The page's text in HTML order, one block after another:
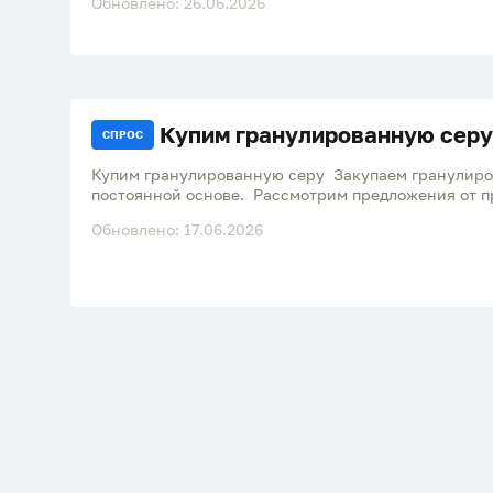
СПРОС Купим гранулированную серу
Купим гранулированную серу Закупаем
постоянной основе. Рассмотрим предложения от
объем: по согласованию. Условия поставки и
Обновлено: 17.06.2026